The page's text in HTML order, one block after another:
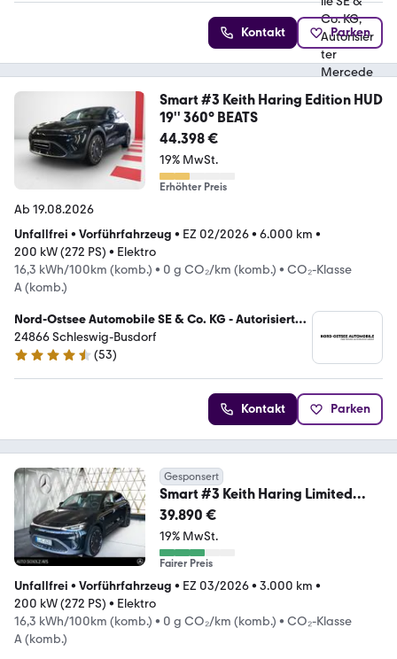
Kontakt Parken
Smart #3 Keith Haring Edition HUD
19'' 360° BEATS
44.398 €
19% MwSt.
Erhöhter Preis
Ab 19.08.2026
Unfallfrei • Vorführfahrzeug • EZ 02/2026• 6.000 km •
200 kW (272 PS) • Elektro
16,3 kWh/100km (komb.) • 0 g CO₂/km (komb.) • CO₂-Klasse
A (komb.)
Nord-Ostsee Automobile SE & Co. KG - Autorisierter
Mercedes-Benz Verkauf und Service
24866 Schleswig-Busdorf
4.5 Sterne
(53)
Kontakt Parken
Gesponsert
Smart #3 Keith Haring Limited
Edition Pano*HUD*360°KAM
39.890 €
19% MwSt.
Fairer Preis
Unfallfrei • Vorführfahrzeug • EZ 03/2026• 3.000 km •
200 kW (272 PS) • Elektro
16,3 kWh/100km (komb.) • 0 g CO₂/km (komb.) • CO₂-Klasse
A (komb.)